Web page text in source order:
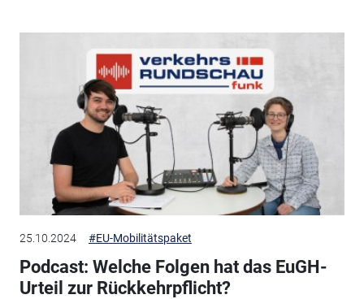
25.10.2024 #EU-Mobilitätspaket
Podcast: Welche Folgen hat das EuGH-
Urteil zur Rückkehrpflicht?